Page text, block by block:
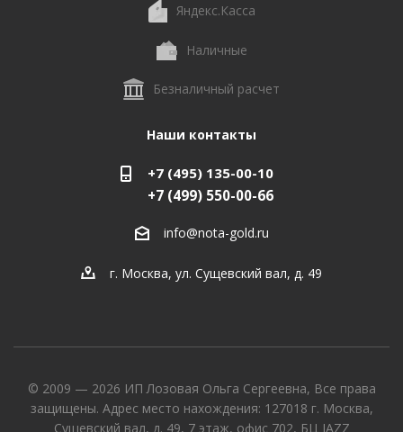
Яндекс.Касса
Наличные
Безналичный расчет
Наши контакты
+7 (495) 135-00-10
+7 (499) 550-00-66
info@nota-gold.ru
г. Москва, ул. Сущевский вал, д. 49
© 2009 — 2026 ИП Лозовая Ольга Сергеевна, Все права
защищены. Адрес место нахождения: 127018 г. Москва,
Сущевский вал, д. 49, 7 этаж, офис 702, БЦ JAZZ